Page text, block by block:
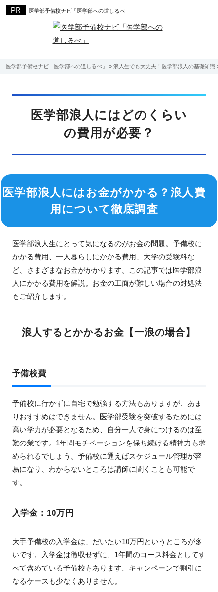
医学部予備校ナビ「医学部への道しるべ」
医学部予備校ナビ「医学部への道しるべ」 » 浪人生でも大丈夫！医学部浪人の基礎知識
医学部浪人にはどのくらい
の費用が必要？
医学部浪人にはお金がかかる？浪人費
用について徹底調査
医学部浪人生にとって気になるのがお金の問題。予備校に
かかる費用、一人暮らしにかかる費用、大学の受験料な
ど、さまざまなお金がかかります。この記事では医学部浪
人にかかる費用を解説。お金の工面が難しい場合の対処法
もご紹介します。
浪人するとかかるお金【一浪の場合】
予備校費
予備校に行かずに自宅で勉強する方法もありますが、あま
りおすすめはできません。医学部受験を突破するためには
高い学力が必要となるため、自分一人で身につけるのは至
難の業です。1年間モチベーションを保ち続ける精神力も求
められるでしょう。予備校に通えばスケジュール管理が容
易になり、わからないところは講師に聞くことも可能で
す。
入学金：10万円
大手予備校の入学金は、だいたい10万円というところが多
いです。入学金は徴収せずに、1年間のコース料金としてす
べて含めている予備校もあります。キャンペーンで割引に
なるケースも少なくありません。